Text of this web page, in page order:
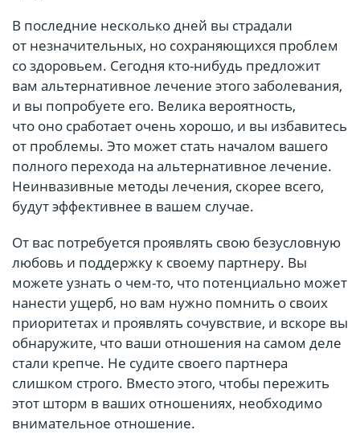
В последние несколько дней вы страдали
от незначительных, но сохраняющихся проблем
со здоровьем. Сегодня кто-нибудь предложит
вам альтернативное лечение этого заболевания,
и вы попробуете его. Велика вероятность,
что оно сработает очень хорошо, и вы избавитесь
от проблемы. Это может стать началом вашего
полного перехода на альтернативное лечение.
Неинвазивные методы лечения, скорее всего,
будут эффективнее в вашем случае.
От вас потребуется проявлять свою безусловную
любовь и поддержку к своему партнеру. Вы
можете узнать о чем-то, что потенциально может
нанести ущерб, но вам нужно помнить о своих
приоритетах и проявлять сочувствие, и вскоре вы
обнаружите, что ваши отношения на самом деле
стали крепче. Не судите своего партнера
слишком строго. Вместо этого, чтобы пережить
этот шторм в ваших отношениях, необходимо
внимательное отношение.